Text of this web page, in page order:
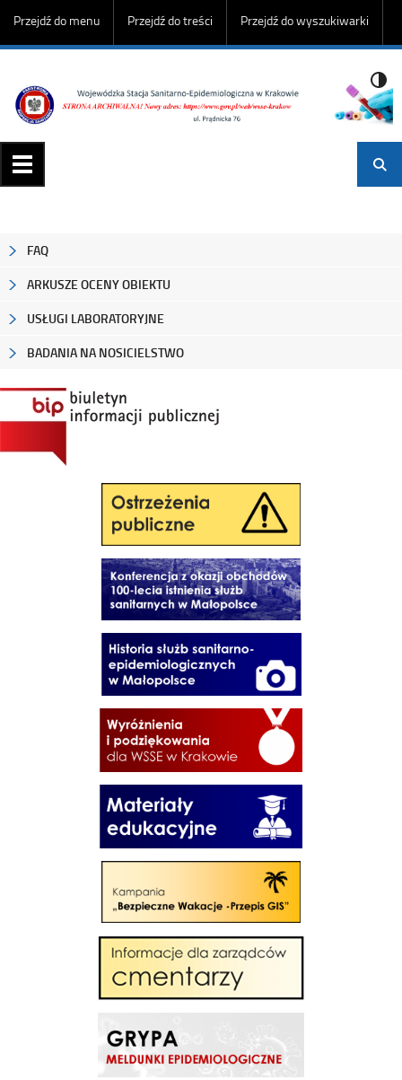
Przejdź do menu Przejdź do treści Przejdź do wyszukiwarki
FAQ
ARKUSZE OCENY OBIEKTU
USŁUGI LABORATORYJNE
BADANIA NA NOSICIELSTWO